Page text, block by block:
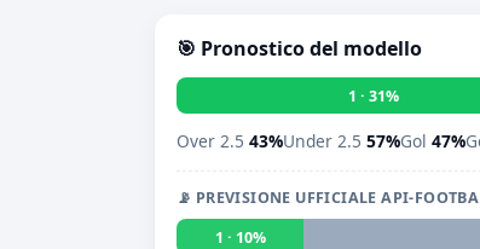
🎯 Pronostico del modello
1 · 31%
Over 2.5 43%Under 2.5 57%Gol 47%
📡 PREVISIONE UFFICIALE API-
1 · 10%